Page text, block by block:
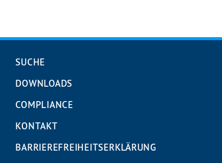
Navigation
SUCHE
DOWNLOADS
COMPLIANCE
KONTAKT
BARRIEREFREIHEITS­ERKLÄRUNG